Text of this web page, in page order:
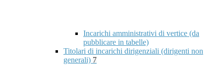
Incarichi amministrativi di vertice (da
pubblicare in tabelle)
Titolari di incarichi dirigenziali (dirigenti non
generali) 7